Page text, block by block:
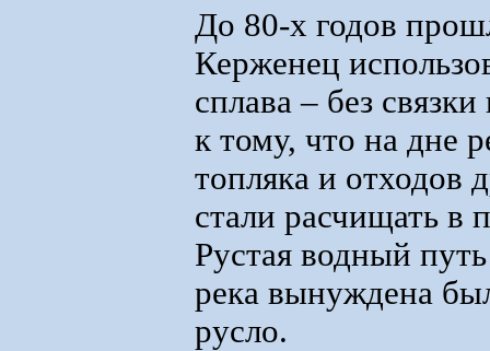
До 80-х годов
Керженец
сплава – без
к тому, что на дне
топляка и отходов
стали расчищать в
Рустая водный
река вынуждена
русло.